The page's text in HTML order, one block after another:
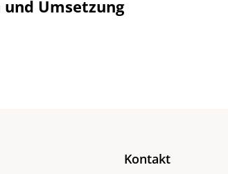
und Umsetzung
Kontakt